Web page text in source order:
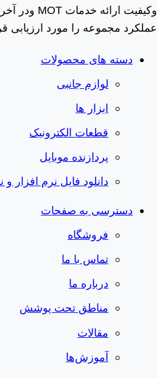
عملکرد مجموعه را مورد
دسته های محصولات
لوازم جانبی
ابزار ها
قطعات الکترونیک
پردازنده موبایل
دانلود فایل نرم افزار و
دسترسی به صفحات
فروشگاه
تماس با ما
درباره ما
مناطق تحت پوشش
مقالات
آموزش‌ها